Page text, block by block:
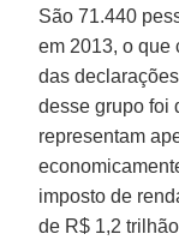
São 71.440
em 2013, o que
das
desse grupo foi
representam
imposto de
de R$ 1,2